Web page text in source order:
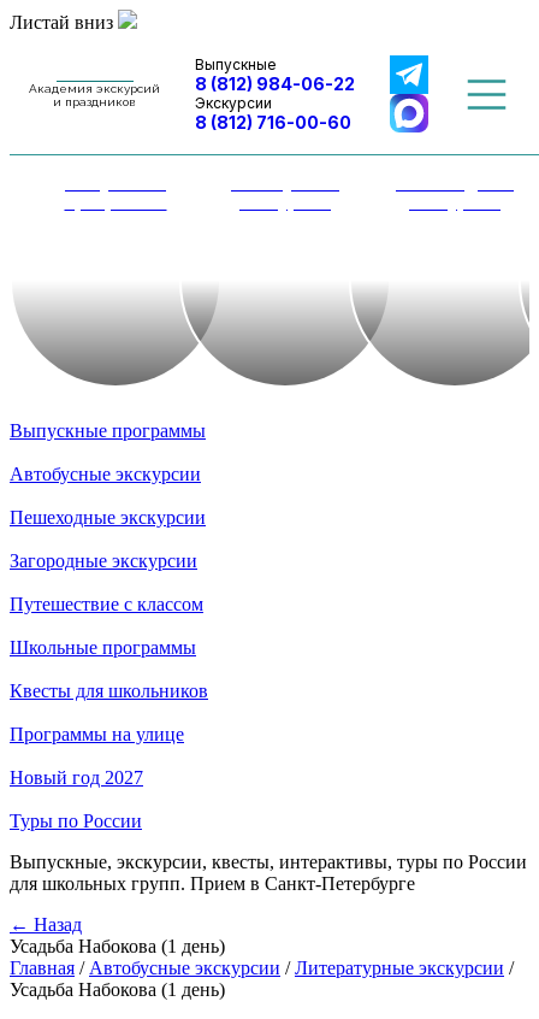
Листай вниз
Академия экскурсий
и праздников
Выпускные
8 (812) 984-06-22
Экскурсии
8 (812) 716-00-60
Выпускные программы
Автобусные экскурсии
Пешеходные экскурсии
Загородные экскурсии
Путешествие с классом
Школьные программы
Квесты для школьников
Программы на улице
Новый год 2027
Туры по России
Выпускные, экскурсии, квесты, интерактивы, туры по России
для школьных групп. Прием в Санкт-Петербурге
← Назад
Усадьба Набокова (1 день)
Главная / Автобусные экскурсии / Литературные экскурсии /
Усадьба Набокова (1 день)